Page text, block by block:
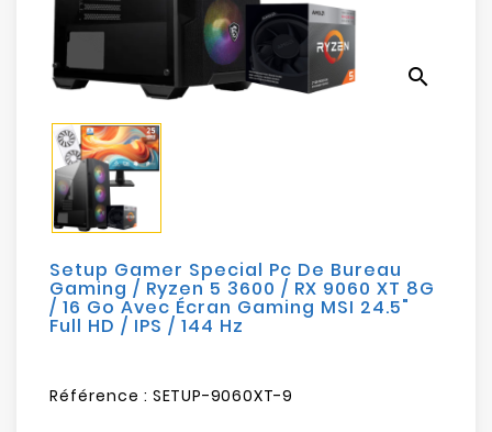
Bureautique
Réseau
Sécurité
Mobilités
Loisirs
search
Setup Gamer Special Pc De Bureau
Gaming / Ryzen 5 3600 / RX 9060 XT 8G
/ 16 Go Avec Écran Gaming MSI 24.5"
Full HD / IPS / 144 Hz
Référence : SETUP-9060XT-9